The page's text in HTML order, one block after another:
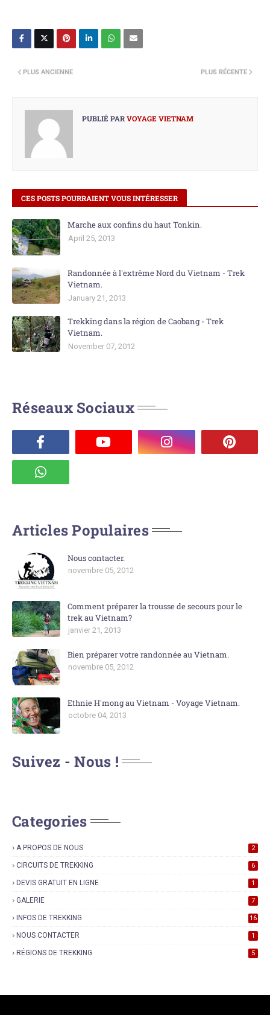
PLUS RÉCENTE
PLUS ANCIENNE
PUBLIÉ PARVOYAGE VIETNAM
CES POSTS POURRAIENT VOUS INTÉRESSER
Marche aux confins du haut Tonkin.
April 25, 2013
Randonnée à l'extrême Nord du Vietnam - Trek
Vietnam.
January 21, 2013
Trekking dans la région de Caobang - Trek
Vietnam.
November 07, 2012
Réseaux Sociaux
Articles Populaires
Nous contacter.
novembre 05, 2012
Comment préparer la trousse de secours pour le
trek au Vietnam?
janvier 21, 2013
Bien préparer votre randonnée au Vietnam.
novembre 05, 2012
Ethnie H'mong au Vietnam - Voyage Vietnam.
octobre 04, 2013
Suivez - Nous !
Categories
A PROPOS DE NOUS 2
CIRCUITS DE TREKKING 6
DEVIS GRATUIT EN LIGNE 1
GALERIE 7
INFOS DE TREKKING 16
NOUS CONTACTER 1
RÉGIONS DE TREKKING 5